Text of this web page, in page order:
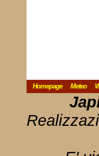
Homepage Meteo